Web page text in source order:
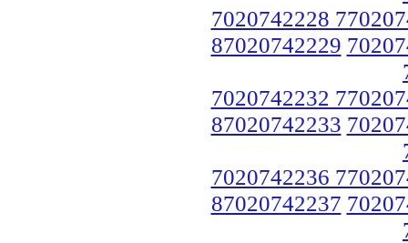
7020742228
87020742229
7020742232
87020742233
7020742236
87020742237